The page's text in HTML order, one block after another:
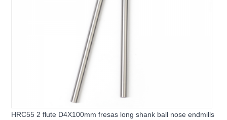
HRC55 2 flute D4X100mm fresas long shank ball nose endmills